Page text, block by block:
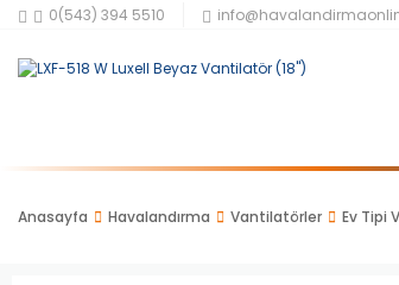
0(543) 394 5510
Anasayfa Havalandırma Vantilatörler Ev Tipi